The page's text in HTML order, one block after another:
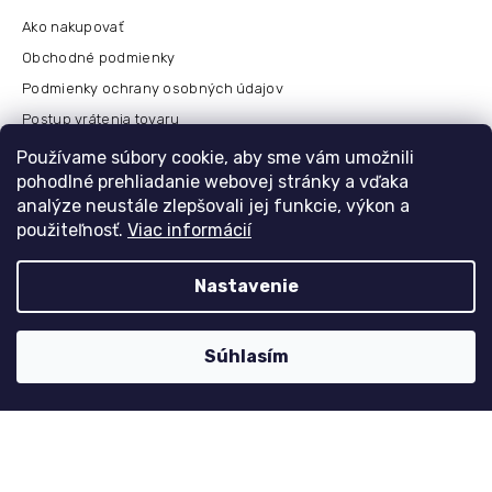
Používame súbory cookie, aby sme vám umožnili
pohodlné prehliadanie webovej stránky a vďaka
analýze neustále zlepšovali jej funkcie, výkon a
použiteľnosť. Viac informácií
Nastavenie
Súhlasím
Ako nakupovať
Obchodné podmienky
Podmienky ochrany osobných údajov
Postup vrátenia tovaru
Česko
Môj účet
Přihlášení